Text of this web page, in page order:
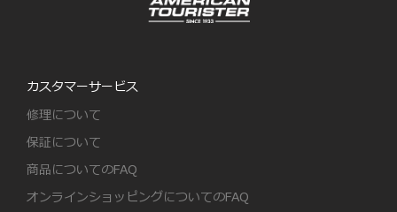
カスタマーサービス
修理について
保証について
商品についてのFAQ
オンラインショッピングについてのFAQ